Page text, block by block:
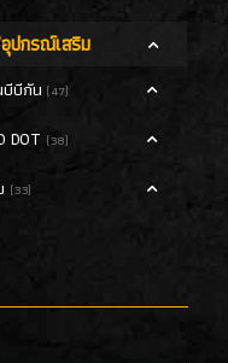
ปกรณ์เสริม
บีบีกัน (47)
DOT (38)
(33)